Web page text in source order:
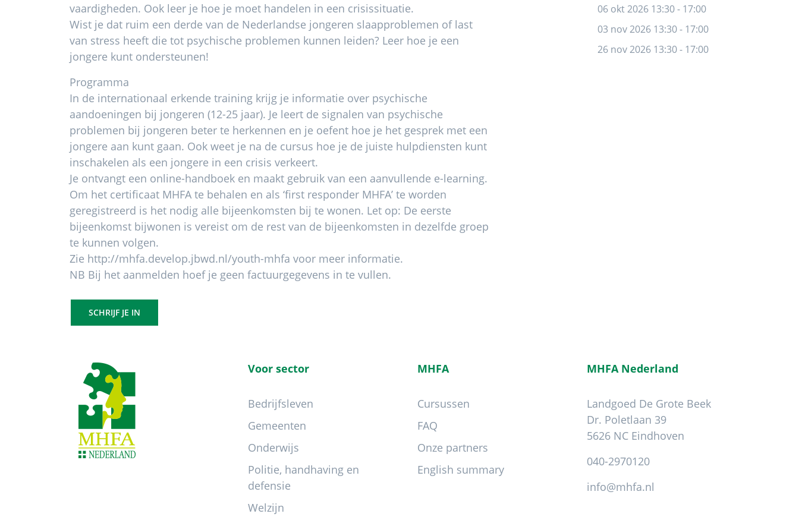
vaardigheden. Ook leer je hoe je moet handelen in een crisissituatie.
Wist je dat ruim een derde van de Nederlandse jongeren slaapproblemen of last
van stress heeft die tot psychische problemen kunnen leiden? Leer hoe je een
jongere kunt ondersteunen!
Programma
In de internationaal erkende training krijg je informatie over psychische
aandoeningen bij jongeren (12-25 jaar). Je leert de signalen van psychische
problemen bij jongeren beter te herkennen en je oefent hoe je het gesprek met een
jongere aan kunt gaan. Ook weet je na de cursus hoe je de juiste hulpdiensten kunt
inschakelen als een jongere in een crisis verkeert.
Je ontvangt een online-handboek en maakt gebruik van een aanvullende e-learning.
Om het certificaat MHFA te behalen en als ‘first responder MHFA’ te worden
geregistreerd is het nodig alle bijeenkomsten bij te wonen. Let op: De eerste
bijeenkomst bijwonen is vereist om de rest van de bijeenkomsten in dezelfde groep
te kunnen volgen.
Zie http://mhfa.develop.jbwd.nl/youth-mhfa voor meer informatie.
NB Bij het aanmelden hoef je geen factuurgegevens in te vullen.
SCHRIJF JE IN
06 okt 2026 13:30 - 17:00
03 nov 2026 13:30 - 17:00
26 nov 2026 13:30 - 17:00
Voor sector
Bedrijfsleven
Gemeenten
Onderwijs
Politie, handhaving en
defensie
Welzijn
MHFA
Cursussen
FAQ
Onze partners
English summary
MHFA Nederland
Landgoed De Grote Beek
Dr. Poletlaan 39
5626 NC Eindhoven
040-2970120
info@mhfa.nl